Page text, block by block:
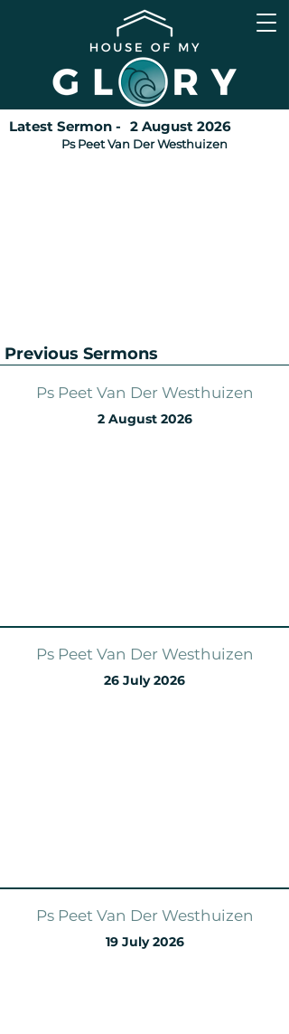
Latest Sermon - 2 August 2026
Ps Peet Van Der Westhuizen
Previous Sermons
Ps Peet Van Der Westhuizen
2 August 2026
Ps Peet Van Der Westhuizen
26 July 2026
Ps Peet Van Der Westhuizen
19 July 2026